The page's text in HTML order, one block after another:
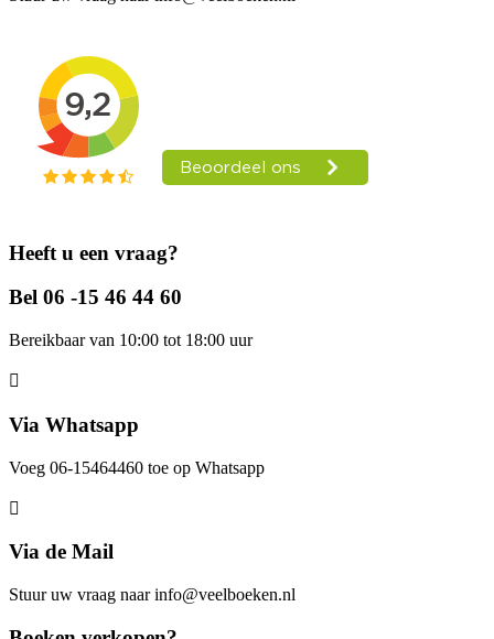
Heeft u een vraag?
Bel 06 -15 46 44 60
Bereikbaar van 10:00 tot 18:00 uur
Via Whatsapp
Voeg 06-15464460 toe op Whatsapp
Via de Mail
Stuur uw vraag naar info@veelboeken.nl